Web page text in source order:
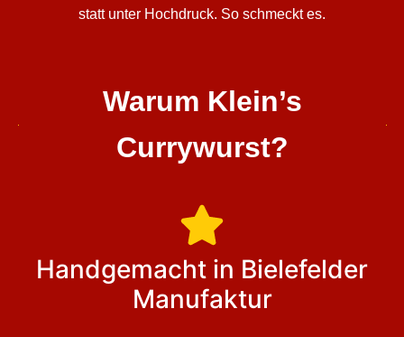
statt unter Hochdruck. So schmeckt es.
Warum Klein’s
Currywurst?
Handgemacht in Bielefelder
Manufaktur